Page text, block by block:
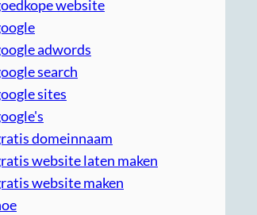
website
adwords
search
sites
domeinnaam
website laten maken
website maken